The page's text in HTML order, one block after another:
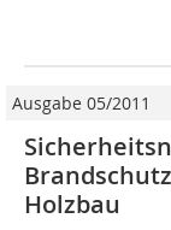
Ausgabe 05/2011
Holzbau